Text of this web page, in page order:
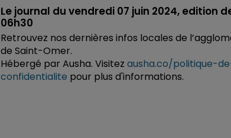
Le journal du vendredi 07 juin 2024, edition
06h30
Retrouvez nos dernières infos locales de
de Saint-Omer.
Hébergé par Ausha. Visitez ausha.co/politique-
confidentialite pour plus d'informations.